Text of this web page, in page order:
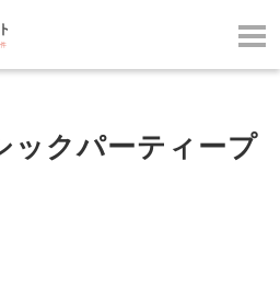
ックパーティープ